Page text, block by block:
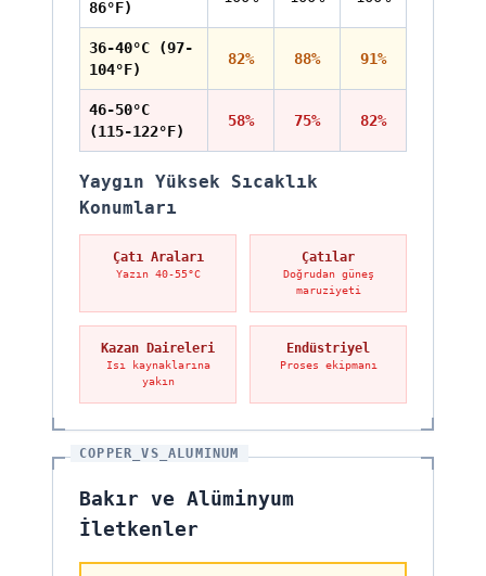
86°F)
36-40°C (97-
104°F)
82% 88% 91%
46-50°C
(115-122°F)
58% 75% 82%
Yaygın Yüksek Sıcaklık
Konumları
Çatı Araları
Yazın 40-55°C
Çatılar
Doğrudan güneş
maruziyeti
Kazan Daireleri
Isı kaynaklarına
yakın
Endüstriyel
Proses ekipmanı
COPPER_VS_ALUMINUM
Bakır ve Alüminyum
İletkenler